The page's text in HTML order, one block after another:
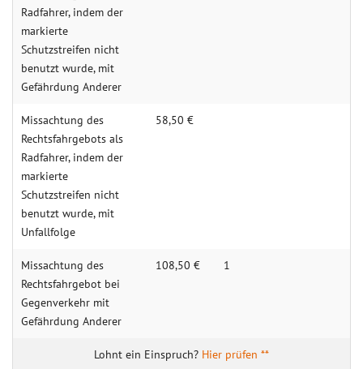
Radfahrer, indem der
markierte
Schutzstreifen nicht
benutzt wurde, mit
Gefährdung Anderer
Missachtung des
Rechtsfahrgebots als
Radfahrer, indem der
markierte
Schutzstreifen nicht
benutzt wurde, mit
Unfallfolge
58,50 €
Missachtung des
Rechtsfahrgebot bei
Gegenverkehr mit
Gefährdung Anderer
108,50 € 1
Hier prüfen **